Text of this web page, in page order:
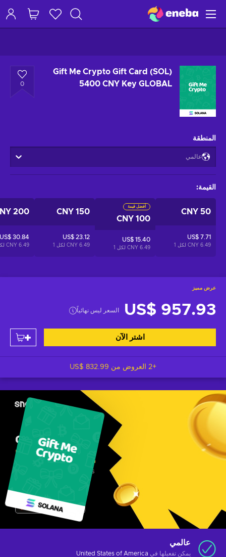
Gift Me Crypto Gift Card (SOL)
5400 CNY Key GLOBAL
0
عرض مميز
US$ 957.93 السعر ليس نهائياً
اشتر الآن
+2 العروض من US$ 832.99
عالمي
يمكن تفعيلها في United States of America
المنطقة
عالمي
القيمة:
50 CNY
US$ 7.71
6.49 CNY لكل 1
أفضل قيمة
100 CNY
US$ 15.40
6.49 CNY لكل 1
150 CNY
US$ 23.12
6.49 CNY لكل 1
200 CNY
US$ 30.84
6.49 CNY لكل